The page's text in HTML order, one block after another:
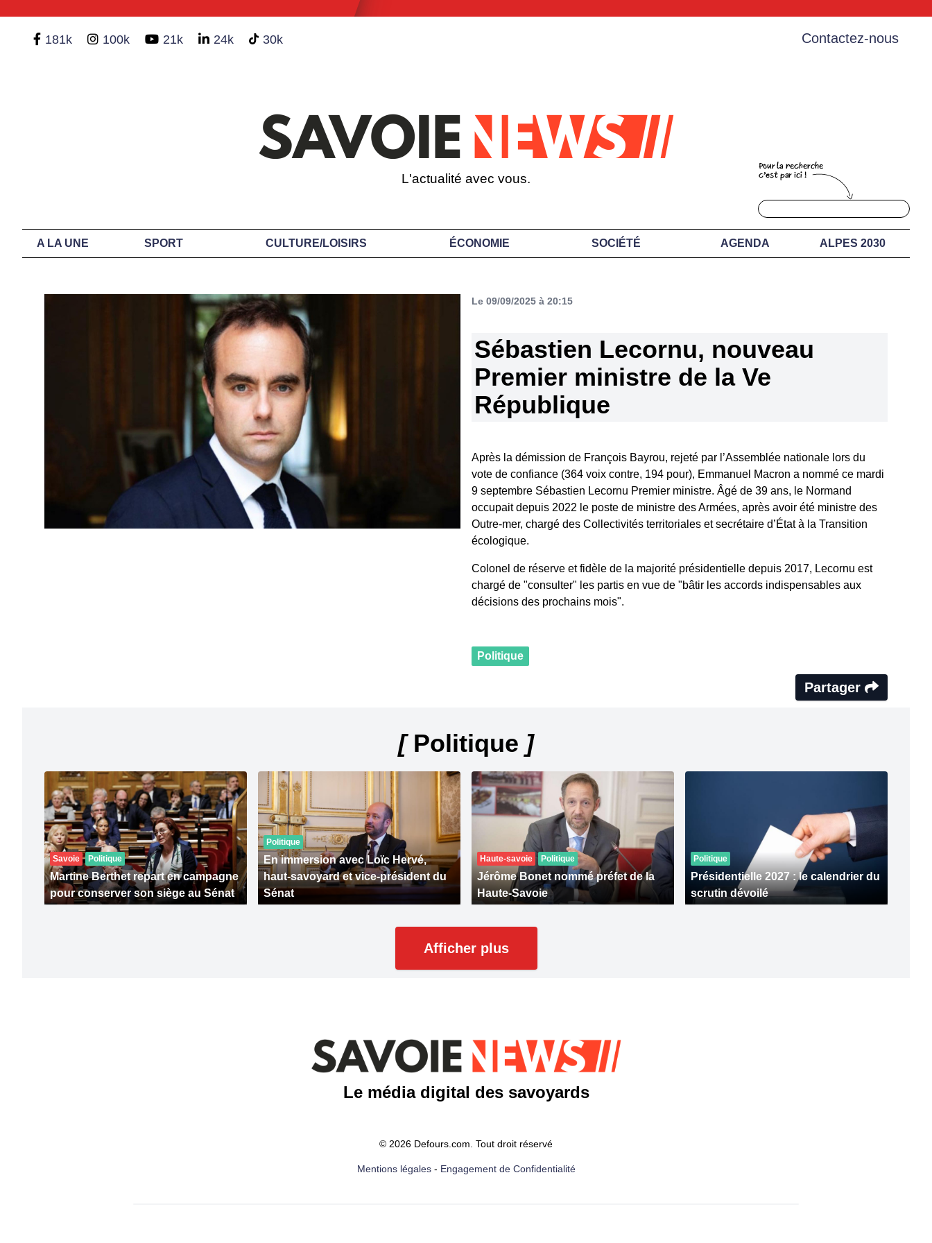
181k 100k 21k 24k 30k Contactez-nous
L'actualité avec vous.
A LA UNE SPORT CULTURE/LOISIRS ÉCONOMIE SOCIÉTÉ AGENDA ALPES 2030
Le 09/09/2025 à 20:15
Sébastien Lecornu, nouveau
Premier ministre de la Ve
République
Après la démission de François Bayrou, rejeté par l’Assemblée nationale lors du
vote de confiance (364 voix contre, 194 pour), Emmanuel Macron a nommé ce mardi
9 septembre Sébastien Lecornu Premier ministre. Âgé de 39 ans, le Normand
occupait depuis 2022 le poste de ministre des Armées, après avoir été ministre des
Outre-mer, chargé des Collectivités territoriales et secrétaire d’État à la Transition
écologique.
Colonel de réserve et fidèle de la majorité présidentielle depuis 2017, Lecornu est
chargé de "consulter" les partis en vue de "bâtir les accords indispensables aux
décisions des prochains mois".
Politique
Partager
[Politique ]
Savoie Politique
Martine Berthet repart en campagne
pour conserver son siège au Sénat
Politique
En immersion avec Loïc Hervé,
haut-savoyard et vice-président du
Sénat
Haute-savoie Politique
Jérôme Bonet nommé préfet de la
Haute-Savoie
Politique
Présidentielle 2027 : le calendrier du
scrutin dévoilé
Afficher plus
Le média digital des savoyards
© 2026 Defours.com. Tout droit réservé
Mentions légales- Engagement de Confidentialité